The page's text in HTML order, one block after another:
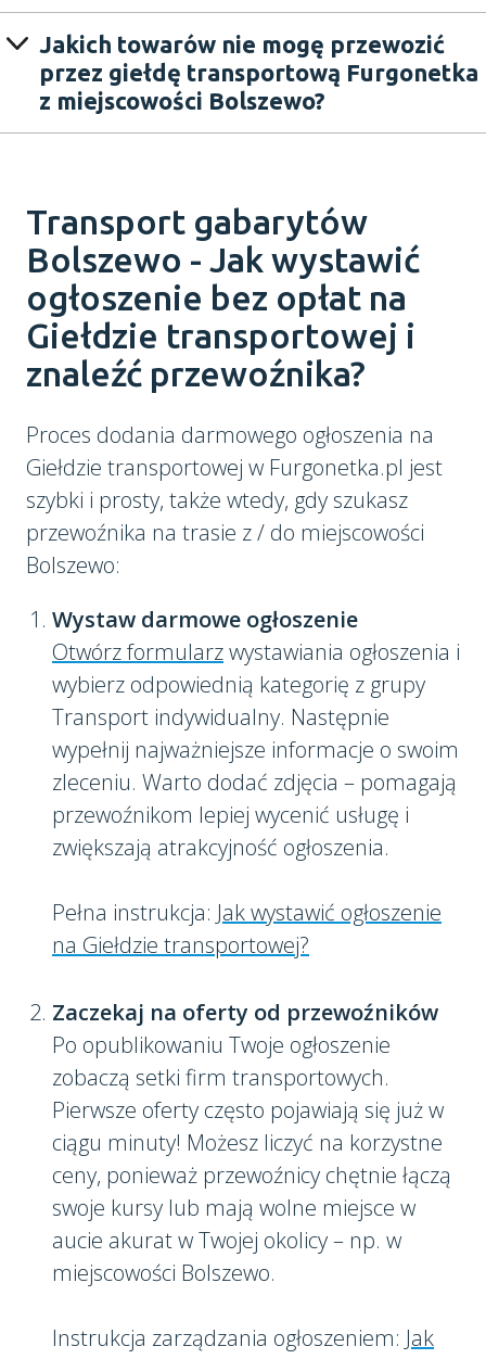
Jakich towarów nie mogę przewozić
przez giełdę transportową Furgonetka
z miejscowości Bolszewo?
Transport gabarytów
Bolszewo - Jak wystawić
ogłoszenie bez opłat na
Giełdzie transportowej i
znaleźć przewoźnika?
Proces dodania darmowego ogłoszenia na
Giełdzie transportowej w Furgonetka.pl jest
szybki i prosty, także wtedy, gdy szukasz
przewoźnika na trasie z / do miejscowości
Bolszewo:
Wystaw darmowe ogłoszenie
Otwórz formularzwystawiania ogłoszenia i
wybierz odpowiednią kategorię z grupy
Transport indywidualny. Następnie
wypełnij najważniejsze informacje o swoim
zleceniu. Warto dodać zdjęcia – pomagają
przewoźnikom lepiej wycenić usługę i
zwiększają atrakcyjność ogłoszenia.
Pełna instrukcja: Jak wystawić ogłoszenie
na Giełdzie transportowej?
Zaczekaj na oferty od przewoźników
Po opublikowaniu Twoje ogłoszenie
zobaczą setki firm transportowych.
Pierwsze oferty często pojawiają się już w
ciągu minuty! Możesz liczyć na korzystne
ceny, ponieważ przewoźnicy chętnie łączą
swoje kursy lub mają wolne miejsce w
aucie akurat w Twojej okolicy – np. w
miejscowości Bolszewo.
Instrukcja zarządzania ogłoszeniem: Jak